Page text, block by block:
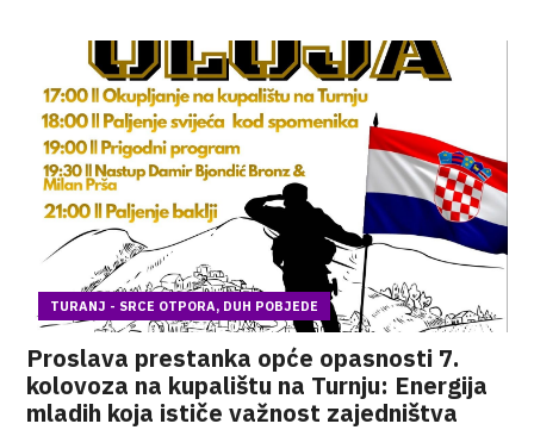
TURANJ - SRCE OTPORA, DUH POBJEDE
Proslava prestanka opće opasnosti 7.
kolovoza na kupalištu na Turnju: Energija
mladih koja ističe važnost zajedništva